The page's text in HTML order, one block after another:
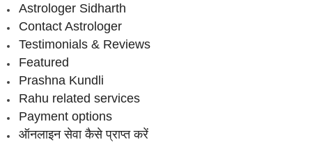
Astrologer Sidharth
Contact Astrologer
Testimonials & Reviews
Featured
Prashna Kundli
Rahu related services
Payment options
ऑनलाइन सेवा कैसे प्राप्‍त करें